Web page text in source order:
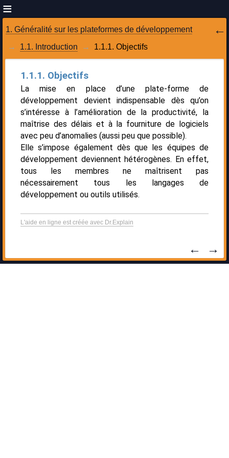
1. Généralité sur les plateformes de développement
1.1. Introduction
1.1.1. Objectifs
1.1.1. Objectifs
La mise en place d’une plate-forme de
développement devient indispensable dès qu’on
s’intéresse à l’amélioration de la productivité, la
maîtrise des délais et à la fourniture de logiciels
avec peu d’anomalies (aussi peu que possible).
Elle s’impose également dès que les équipes de
développement deviennent hétérogènes. En effet,
tous les membres ne maîtrisent pas
nécessairement tous les langages de
développement ou outils utilisés.
L'aide en ligne est créée avec Dr.Explain